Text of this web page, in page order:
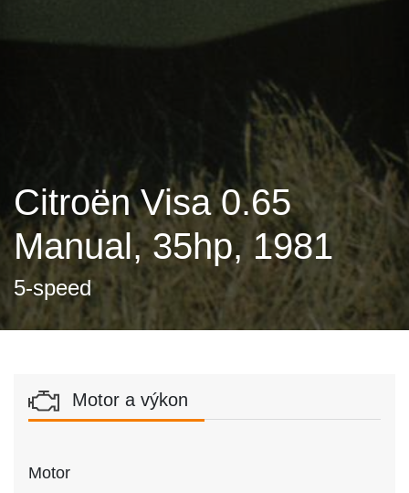
Citroën Visa 0.65
Manual, 35hp, 1981
5-speed
Motor a výkon
Motor